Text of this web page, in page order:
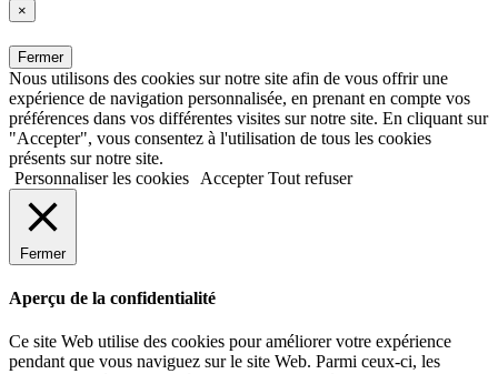
×
Fermer
Nous utilisons des cookies sur notre site afin de vous offrir une
expérience de navigation personnalisée, en prenant en compte vos
préférences dans vos différentes visites sur notre site. En cliquant sur
"Accepter", vous consentez à l'utilisation de tous les cookies
présents sur notre site.
Personnaliser les cookies
Accepter Tout refuser
Fermer
Aperçu de la confidentialité
Ce site Web utilise des cookies pour améliorer votre expérience
pendant que vous naviguez sur le site Web. Parmi ceux-ci, les